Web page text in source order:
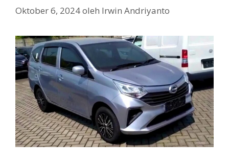
Oktober 6, 2024oleh Irwin Andriyanto